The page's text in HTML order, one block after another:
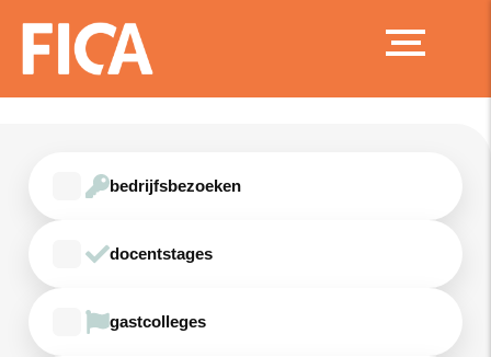
bedrijfsbezoeken
docentstages
gastcolleges